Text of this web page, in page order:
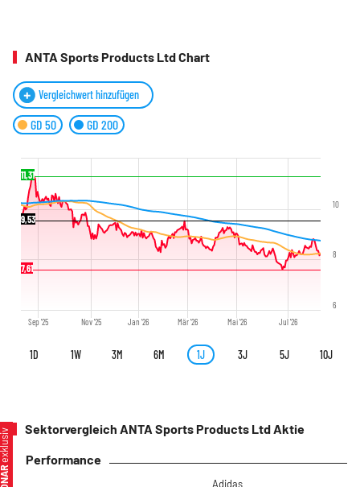
ANTA Sports Products Ltd Chart
Vergleichwert hinzufügen
GD 50 GD 200
Sep '25 Nov '25 Jan '26 Mär '26 Mai '26 Jul '26
6
8
10
9,53
7,61
11,31
1D 1W 3M 6M 1J 3J 5J 10J
Sektorvergleich ANTA Sports Products Ltd Aktie
Performance
Adidas